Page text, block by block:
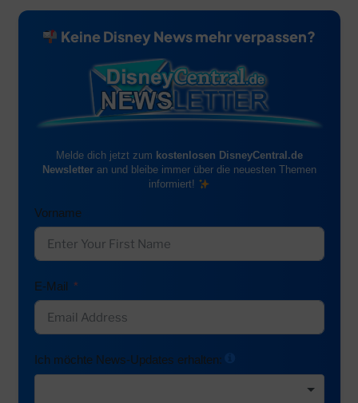
Keine Disney News mehr verpassen?
Melde dich jetzt zum kostenlosen DisneyCentral.de
Newsletteran und bleibe immer über die neuesten Themen
informiert!
Vorname
E-Mail
Ich möchte News-Updates erhalten: